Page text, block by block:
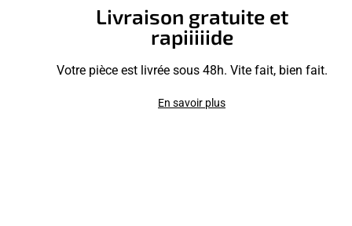
Livraison gratuite et
rapiiiiide
Votre pièce est livrée sous 48h. Vite fait, bien fait.
En savoir plus